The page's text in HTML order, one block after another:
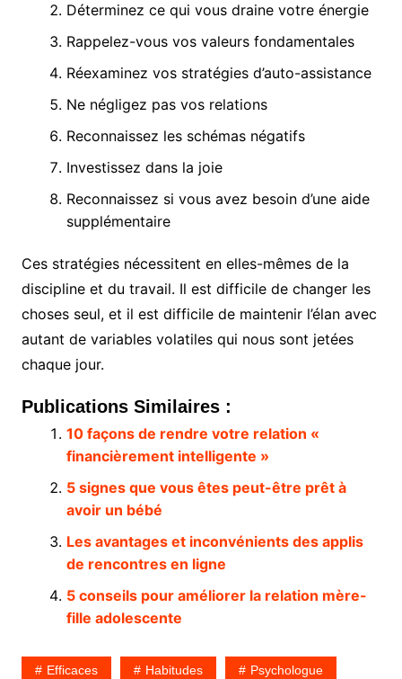
Déterminez ce qui vous draine votre énergie
Rappelez-vous vos valeurs fondamentales
Réexaminez vos stratégies d’auto-assistance
Ne négligez pas vos relations
Reconnaissez les schémas négatifs
Investissez dans la joie
Reconnaissez si vous avez besoin d’une aide
supplémentaire
Ces stratégies nécessitent en elles-mêmes de la
discipline et du travail. Il est difficile de changer les
choses seul, et il est difficile de maintenir l’élan avec
autant de variables volatiles qui nous sont jetées
chaque jour.
Publications Similaires :
10 façons de rendre votre relation «
financièrement intelligente »
5 signes que vous êtes peut-être prêt à
avoir un bébé
Les avantages et inconvénients des applis
de rencontres en ligne
5 conseils pour améliorer la relation mère-
fille adolescente
Efficaces Habitudes Psychologue